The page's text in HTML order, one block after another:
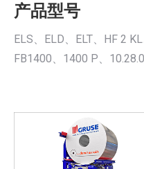
产品型号
ELS、ELD、ELT、HF 2
FB1400、1400 P、